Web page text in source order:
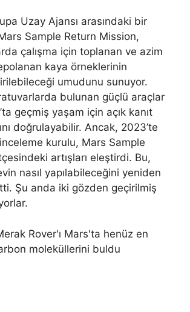
Uzay Ajansı arasındaki bir
Sample Return Mission,
çalışma için toplanan ve azim
kaya örneklerinin
umudunu sunuyor.
bulunan güçlü araçlar
geçmiş yaşam için açık kanıt
doğrulayabilir. Ancak, 2023’te
inceleme kurulu, Mars Sample
artışları eleştirdi. Bu,
nasıl yapılabileceğini yeniden
Şu anda iki gözden geçirilmiş